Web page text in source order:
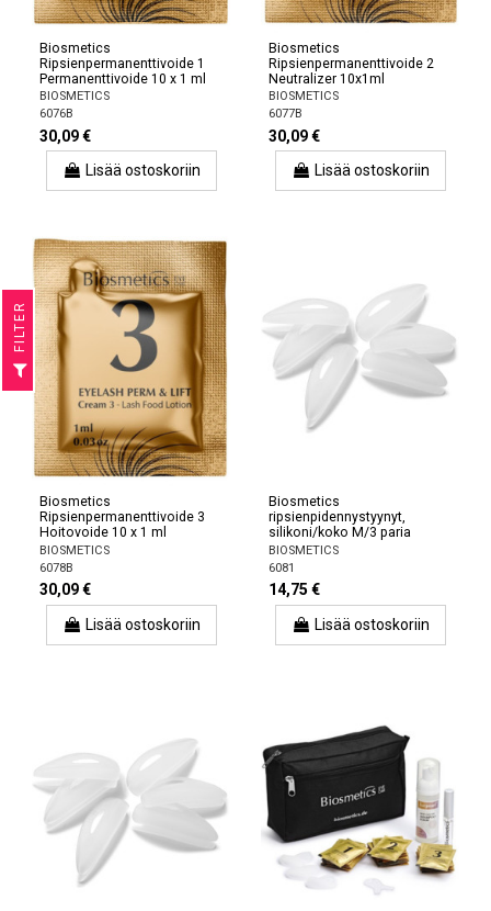
Biosmetics
Ripsienpermanenttivoide 1
Permanenttivoide 10 x 1 ml
BIOSMETICS
6076B
30,09 €
Lisää ostoskoriin
Biosmetics
Ripsienpermanenttivoide 2
Neutralizer 10x1ml
BIOSMETICS
6077B
30,09 €
Lisää ostoskoriin
Biosmetics
Ripsienpermanenttivoide 3
Hoitovoide 10 x 1 ml
BIOSMETICS
6078B
30,09 €
Lisää ostoskoriin
Biosmetics
ripsienpidennystyynyt,
silikoni/koko M/3 paria
BIOSMETICS
6081
14,75 €
Lisää ostoskoriin
R